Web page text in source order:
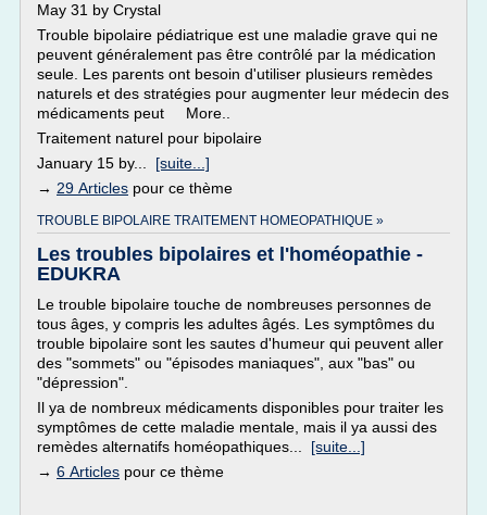
May 31 by Crystal
Trouble bipolaire pédiatrique est une maladie grave qui ne
peuvent généralement pas être contrôlé par la médication
seule. Les parents ont besoin d'utiliser plusieurs remèdes
naturels et des stratégies pour augmenter leur médecin des
médicaments peut More..
Traitement naturel pour bipolaire
January 15 by... [suite...]
→ 29 Articles pour ce thème
TROUBLE BIPOLAIRE TRAITEMENT HOMEOPATHIQUE »
Les troubles bipolaires et l'homéopathie -
EDUKRA
Le trouble bipolaire touche de nombreuses personnes de
tous âges, y compris les adultes âgés. Les symptômes du
trouble bipolaire sont les sautes d'humeur qui peuvent aller
des "sommets" ou "épisodes maniaques", aux "bas" ou
"dépression".
Il ya de nombreux médicaments disponibles pour traiter les
symptômes de cette maladie mentale, mais il ya aussi des
remèdes alternatifs homéopathiques... [suite...]
→ 6 Articles pour ce thème